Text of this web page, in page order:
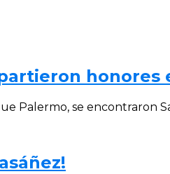
Palermo, se encontraron